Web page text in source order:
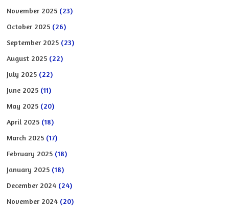
November 2025 (23)
October 2025 (26)
September 2025 (23)
August 2025 (22)
July 2025 (22)
June 2025 (11)
May 2025 (20)
April 2025 (18)
March 2025 (17)
February 2025 (18)
January 2025 (18)
December 2024 (24)
November 2024 (20)